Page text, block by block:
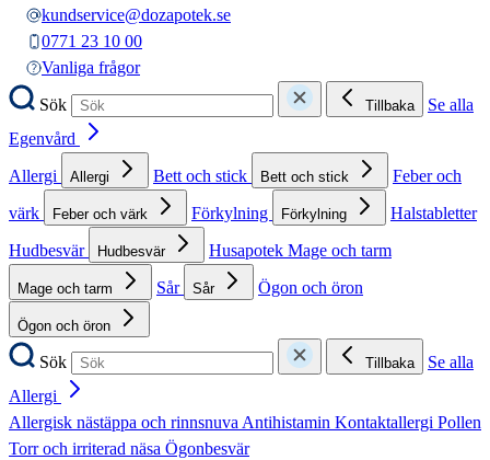
kundservice@dozapotek.se
0771 23 10 00
Vanliga frågor
Sök
Tillbaka
Se alla
Egenvård
Allergi
Allergi Bett och stick Bett och stick
Feber och
värk
Feber och värk Förkylning Förkylning
Halstabletter
Hudbesvär
Hudbesvär Husapotek Mage och tarm
Mage och tarm Sår Sår Ögon och öron
Ögon och öron
Sök Tillbaka
Se alla
Allergi
Allergisk nästäppa och rinnsnuvaAntihistamin Kontaktallergi Pollen
Torr och irriterad näsa Ögonbesvär